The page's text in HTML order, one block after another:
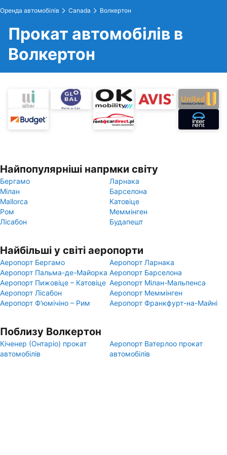
Оренда автомобілів Canada Волкертон
Прокат автомобілів в
Волкертон
Найпопулярніші напрмки світу
Бергамо
Ларнака
Мілан
Барселона
Mallorca
Катовіце
Ром
Меммінген
Лісабон
Будапешт
Найбільші у світі аеропорти
Аеропорт Бергамо
Аеропорт Ларнака
Аеропорт Пальма-де-Майорка Аеропорт Барселона
Аеропорт Пижовіце – Катовіце Аеропорт Мілан-Мальпенса
Аеропорт Лісабон
Аеропорт Меммінген
Аеропорт Ф'юмічіно – Рим
Аеропорт Франкфурт-на-Майні
Поблизу Волкертон
Кіченер (Онтаріо) прокат
автомобілів
Аеропорт Ватерлоо прокат
автомобілів